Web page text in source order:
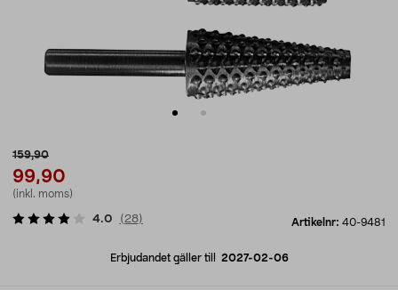
159,90
99,90
(inkl. moms)
Artikelnr: 40-9481
4.0 ( 28)
Erbjudandet gäller till 2027-02-06